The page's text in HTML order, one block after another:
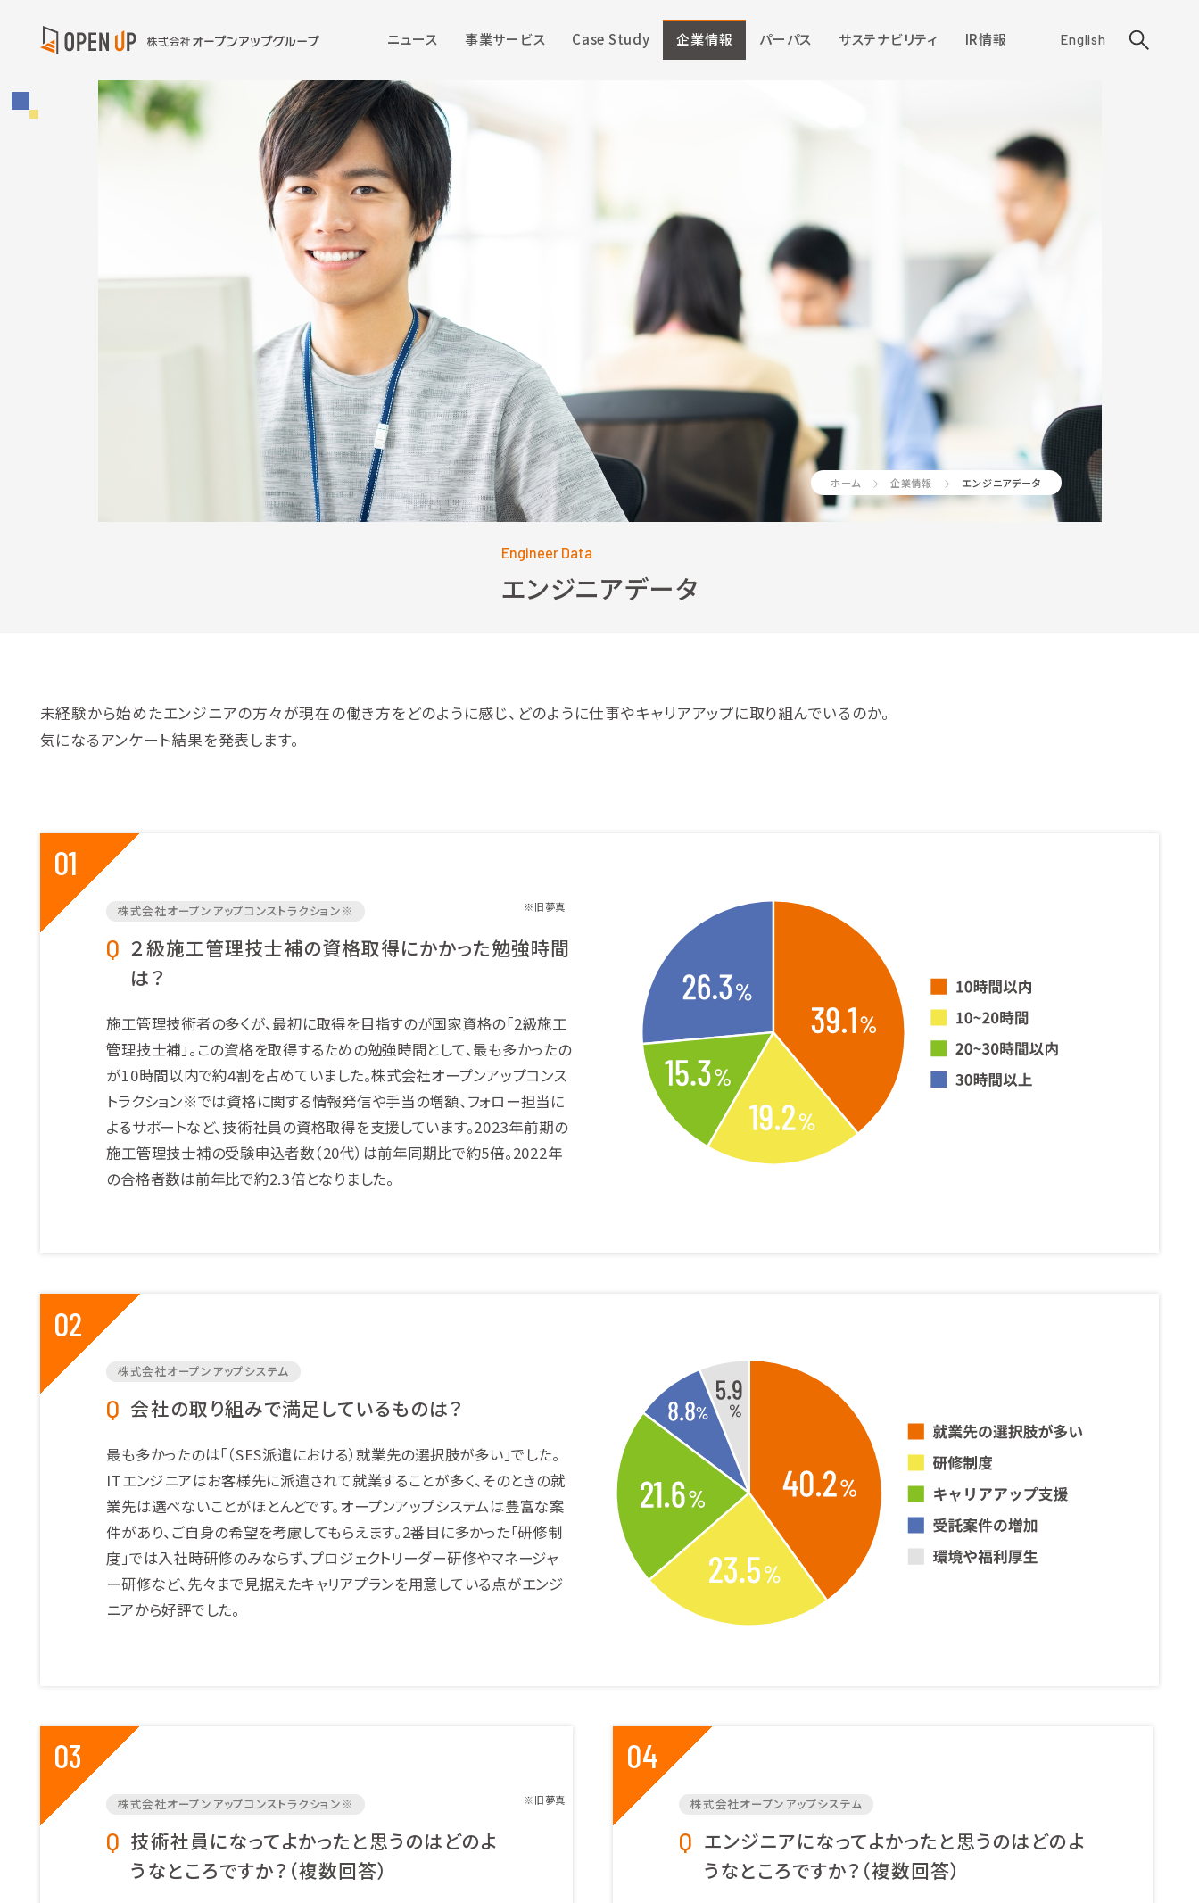
ニュース 事業サービス Case Study 企業情報 パーパス サステナビリティ IR情報 English
Engineer Data
エンジニアデータ
ホーム 企業情報 エンジニアデータ
未経験から始めたエンジニアの方々が現在の働き方をどのように感じ、どのように仕事やキャリアアップに取り組んでいるのか。
気になるアンケート結果を発表します。
01
株式会社オープンアップコンストラクション ※ ※旧夢真
２級施工管理技士補の資格取得にかかった勉強時間
は？
施工管理技術者の多くが、最初に取得を目指すのが国家資格の「2級施工
管理技士補」。この資格を取得するための勉強時間として、最も多かったの
が10時間以内で約4割を占めていました。株式会社オープンアップコンス
トラクション※では資格に関する情報発信や手当の増額、フォロー担当に
よるサポートなど、技術社員の資格取得を支援しています。2023年前期の
施工管理技士補の受験申込者数（20代）は前年同期比で約5倍。2022年
の合格者数は前年比で約2.3倍となりました。
02
株式会社オープンアップシステム
会社の取り組みで満足しているものは？
最も多かったのは「（SES派遣における）就業先の選択肢が多い」でした。
ITエンジニアはお客様先に派遣されて就業することが多く、そのときの就
業先は選べないことがほとんどです。オープンアップシステムは豊富な案
件があり、ご自身の希望を考慮してもらえます。2番目に多かった「研修制
度」では入社時研修のみならず、プロジェクトリーダー研修やマネージャ
ー研修など、先々まで見据えたキャリアプランを用意している点がエンジ
ニアから好評でした。
03
株式会社オープンアップコンストラクション※ ※旧夢真
技術社員になってよかったと思うのはどのよ
うなところですか？（複数回答）
04
株式会社オープンアップシステム
エンジニアになってよかったと思うのはどのよ
うなところですか？（複数回答）